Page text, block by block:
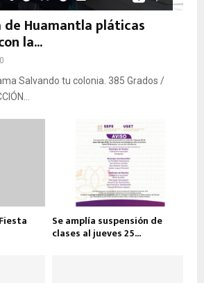
de Huamantla pláticas
la...
0
Salvando tu colonia. 385 Grados /
Se amplía suspensión de
clases al jueves 25...